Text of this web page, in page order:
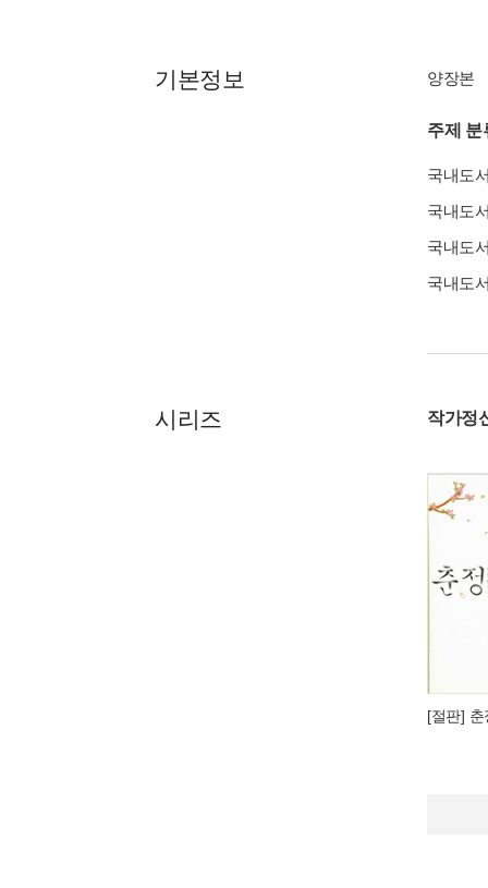
기본정보 양장본
주제 분
국내도
국내도
국내도
국내도
시리즈 작가정
[절판]